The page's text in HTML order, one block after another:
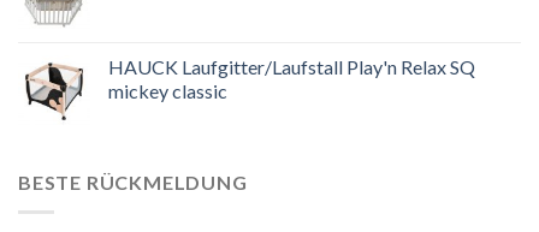
HAUCK Laufgitter/Laufstall Play'n Relax SQ
mickey classic
BESTE RÜCKMELDUNG